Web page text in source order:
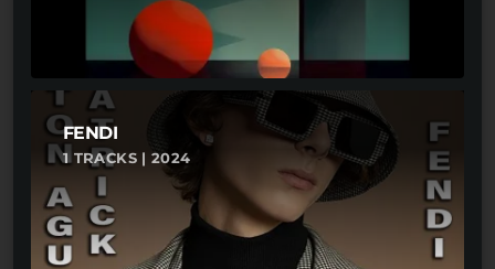
FENDI
1 TRACKS | 2024